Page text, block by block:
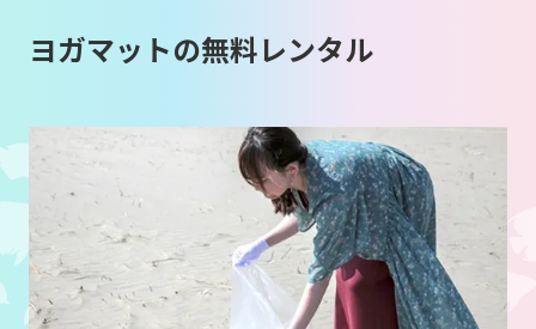
ヨガマットの無料レンタル